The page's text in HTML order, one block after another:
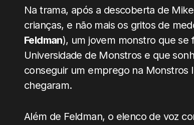
Na trama, após a descoberta de
crianças, e não mais os gritos de
Feldman), um jovem monstro que se
Universidade de Monstros e que
conseguir um emprego na Monstros
chegaram.
Além de Feldman, o elenco de voz